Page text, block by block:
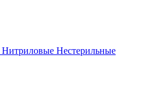
Нитриловые Нестерильные